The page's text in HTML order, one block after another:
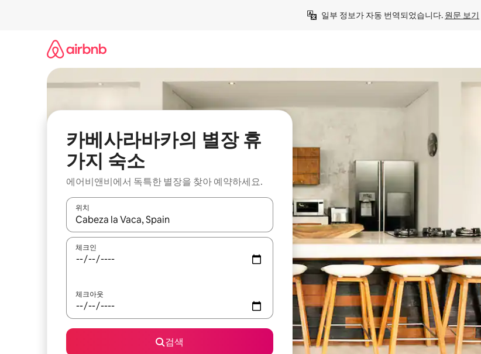
일부 정보가 자동 번역되었습니다. 원문 보기
카베사라바카의 별장 휴
가지 숙소
에어비앤비에서 독특한 별장을 찾아 예약하세요.
위치
결과가 나오면 위·아래 화살표 키를 사용하거나 터치 또는 스와이프 동작으로 탐색하세요.
체크인
체크아웃
검색